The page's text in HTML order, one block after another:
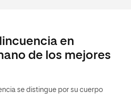
en
de los mejores
se distingue por su cuerpo